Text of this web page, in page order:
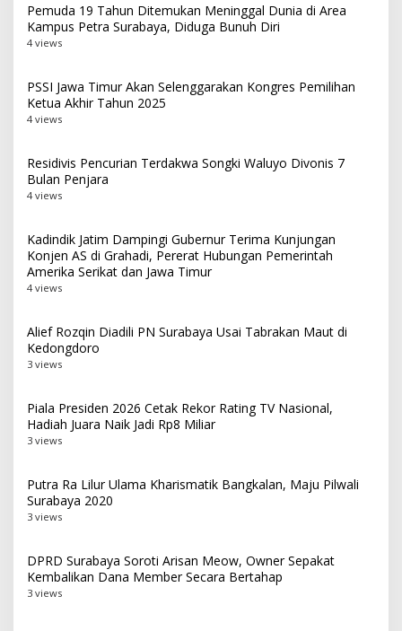
Pemuda 19 Tahun Ditemukan Meninggal Dunia di Area
Kampus Petra Surabaya, Diduga Bunuh Diri
4 views
PSSI Jawa Timur Akan Selenggarakan Kongres Pemilihan
Ketua Akhir Tahun 2025
4 views
Residivis Pencurian Terdakwa Songki Waluyo Divonis 7
Bulan Penjara
4 views
Kadindik Jatim Dampingi Gubernur Terima Kunjungan
Konjen AS di Grahadi, Pererat Hubungan Pemerintah
Amerika Serikat dan Jawa Timur
4 views
Alief Rozqin Diadili PN Surabaya Usai Tabrakan Maut di
Kedongdoro
3 views
Piala Presiden 2026 Cetak Rekor Rating TV Nasional,
Hadiah Juara Naik Jadi Rp8 Miliar
3 views
Putra Ra Lilur Ulama Kharismatik Bangkalan, Maju Pilwali
Surabaya 2020
3 views
DPRD Surabaya Soroti Arisan Meow, Owner Sepakat
Kembalikan Dana Member Secara Bertahap
3 views